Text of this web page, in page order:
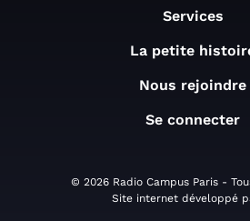
Services
La petite
Nous rejoindre
Se connecter
© 2026 Radio Campus Paris -
Site internet développé